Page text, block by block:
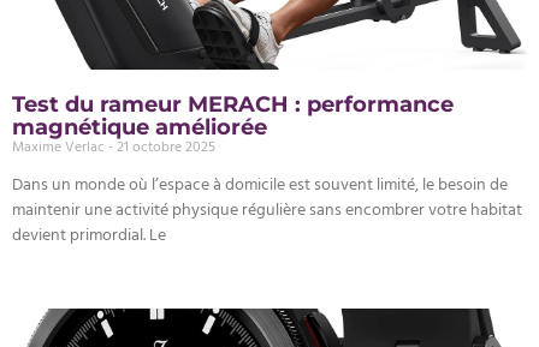
Test du rameur MERACH : performance
magnétique améliorée
Maxime Verlac 21 octobre 2025
Dans un monde où l’espace à domicile est souvent limité, le besoin de
maintenir une activité physique régulière sans encombrer votre habitat
devient primordial. Le